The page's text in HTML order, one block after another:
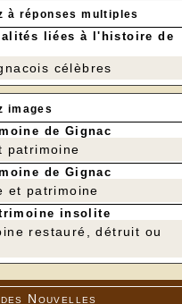
à réponses multiples
liées à l'histoire de
célèbres
images
de Gignac
patrimoine
de Gignac
et patrimoine
insolite
restauré, détruit ou
Nouvelles